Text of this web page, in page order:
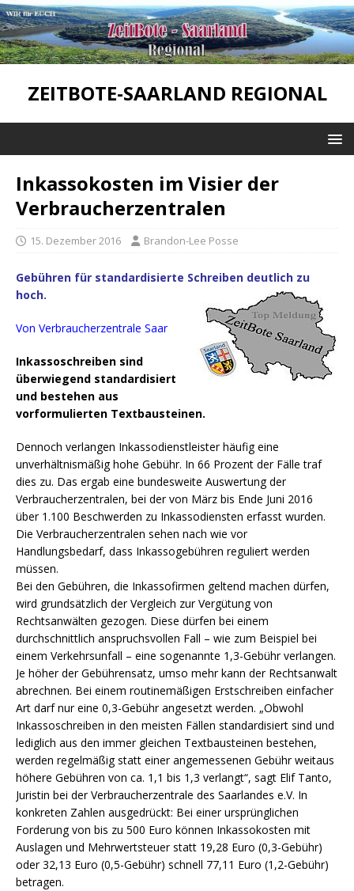
ZEITBOTE-SAARLAND REGIONAL
Inkassokosten im Visier der
Verbraucherzentralen
15. Dezember 2016 Brandon-Lee Posse
Gebühren für standardisierte Schreiben deutlich zu
hoch.
Von Verbraucherzentrale Saar
Inkassoschreiben sind
überwiegend standardisiert
und bestehen aus
vorformulierten Textbausteinen.
Dennoch verlangen Inkassodienstleister häufig eine
unverhältnismäßig hohe Gebühr. In 66 Prozent der Fälle traf
dies zu. Das ergab eine bundesweite Auswertung der
Verbraucherzentralen, bei der von März bis Ende Juni 2016
über 1.100 Beschwerden zu Inkassodiensten erfasst wurden.
Die Verbraucherzentralen sehen nach wie vor
Handlungsbedarf, dass Inkassogebühren reguliert werden
müssen.
Bei den Gebühren, die Inkassofirmen geltend machen dürfen,
wird grundsätzlich der Vergleich zur Vergütung von
Rechtsanwälten gezogen. Diese dürfen bei einem
durchschnittlich anspruchsvollen Fall – wie zum Beispiel bei
einem Verkehrsunfall – eine sogenannte 1,3-Gebühr verlangen.
Je höher der Gebührensatz, umso mehr kann der Rechtsanwalt
abrechnen. Bei einem routinemäßigen Erstschreiben einfacher
Art darf nur eine 0,3-Gebühr angesetzt werden. „Obwohl
Inkassoschreiben in den meisten Fällen standardisiert sind und
lediglich aus den immer gleichen Textbausteinen bestehen,
werden regelmäßig statt einer angemessenen Gebühr weitaus
höhere Gebühren von ca. 1,1 bis 1,3 verlangt“, sagt Elif Tanto,
Juristin bei der Verbraucherzentrale des Saarlandes e.V. In
konkreten Zahlen ausgedrückt: Bei einer ursprünglichen
Forderung von bis zu 500 Euro können Inkassokosten mit
Auslagen und Mehrwertsteuer statt 19,28 Euro (0,3-Gebühr)
oder 32,13 Euro (0,5-Gebühr) schnell 77,11 Euro (1,2-Gebühr)
betragen.